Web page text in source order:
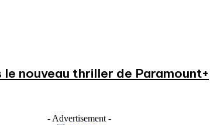
nouveau thriller de Paramount+
- Advertisement -